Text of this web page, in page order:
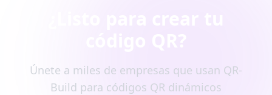
Únete a miles de empresas que usan QR-
Build para códigos QR dinámicos